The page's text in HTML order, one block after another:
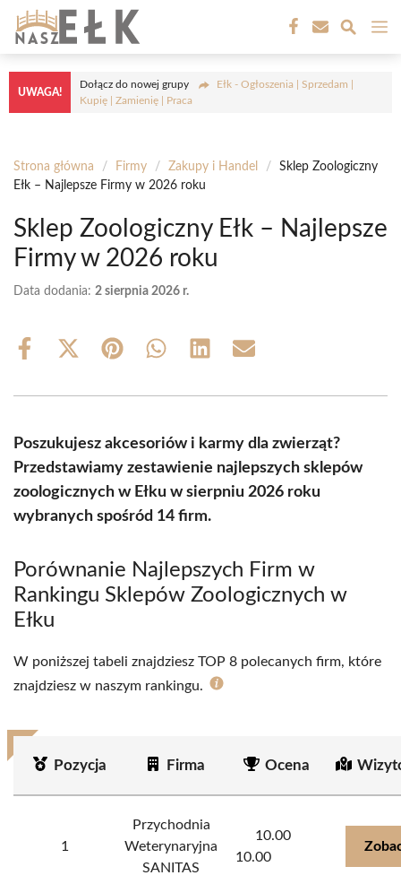
Przejdź
treści
UWAGA!
Dołącz do nowej grupy
Ełk - Ogłoszenia | Sprzedam |
Kupię | Zamienię | Praca
Strona główna / Firmy / Zakupy i Handel /
Sklep Zoologiczny
Ełk – Najlepsze Firmy w 2026 roku
Sklep Zoologiczny Ełk – Najlepsze
Firmy w 2026 roku
Data dodania: 2 sierpnia 2026 r.
Share
Share
(Twitter)
Share Share Share Share
Poszukujesz akcesoriów i karmy dla zwierząt?
Przedstawiamy zestawienie najlepszych sklepów
zoologicznych w Ełku w sierpniu 2026 roku
wybranych spośród 14 firm.
Porównanie Najlepszych Firm w
Rankingu Sklepów Zoologicznych w
Ełku
W poniższej tabeli znajdziesz TOP 8 polecanych firm, które
znajdziesz w naszym rankingu.
Pozycja Firma Ocena
1
Przychodnia
Weterynaryjna
SANITAS
10.00
10.00